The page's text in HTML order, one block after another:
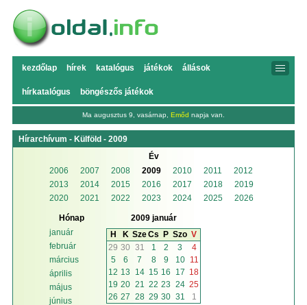
kezdőlap hírek katalógus játékok állások
hírkatalógus böngészős játékok
Ma augusztus 9, vasárnap, Emőd napja van.
Hírarchívum - Külföld - 2009
Év
2006
2007 2008 2009 2010 2011
2012
2013
2014 2015 2016 2017 2018
2019
2020
2021 2022 2023 2024 2025 2026
Hónap
január
február
március
április
május
június
2009 január
H
K SzeCs P Szo V
29 30 31 1 2 3
4
5
6 7 8 9 10
11
12 13 14 15 16 17 18
19 20 21 22 23 24 25
26 27 28 29 30 31 1